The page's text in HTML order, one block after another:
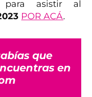
para asistir al
POR ACÁ.
que
en